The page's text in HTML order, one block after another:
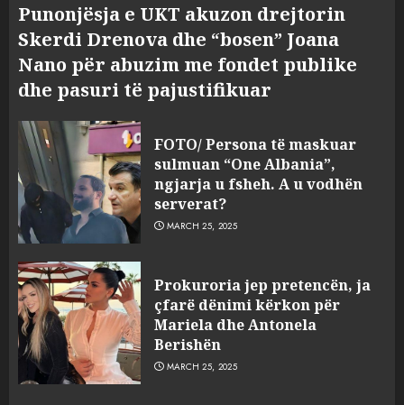
Punonjësja e UKT akuzon drejtorin
Skerdi Drenova dhe “bosen” Joana
Nano për abuzim me fondet publike
dhe pasuri të pajustifikuar
FOTO/ Persona të maskuar
sulmuan “One Albania”,
ngjarja u fsheh. A u vodhën
serverat?
MARCH 25, 2025
Prokuroria jep pretencën, ja
çfarë dënimi kërkon për
Mariela dhe Antonela
Berishën
MARCH 25, 2025